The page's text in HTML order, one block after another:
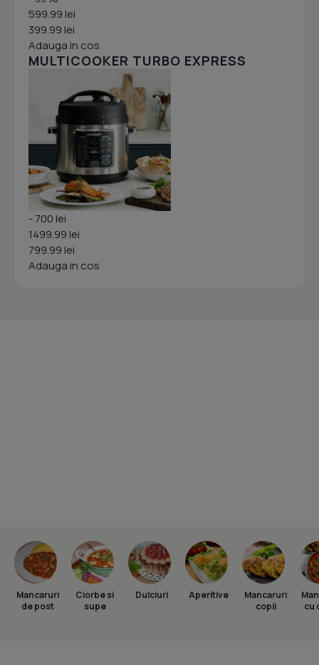
599.99 lei
399.99 lei
Adauga in cos
MULTICOOKER TURBO EXPRESS
- 700 lei
1499.99 lei
799.99 lei
Adauga in cos
Mancaruri
de post
Ciorbe si
supe
Dulciuri Aperitive
Mancaruri
copii
cu